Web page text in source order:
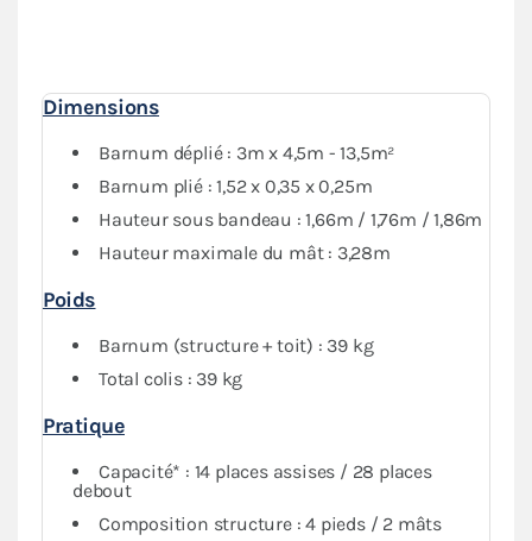
Dimensions
Barnum déplié : 3m x 4,5m - 13,5m²
Barnum plié : 1,52 x 0,35 x 0,25m
Hauteur sous bandeau : 1,66m / 1,76m / 1,86m
Hauteur maximale du mât : 3,28m
Poids
Barnum (structure + toit) : 39 kg
Total colis : 39 kg
Pratique
Capacité* : 14 places assises / 28 places
debout
Composition structure : 4 pieds / 2 mâts